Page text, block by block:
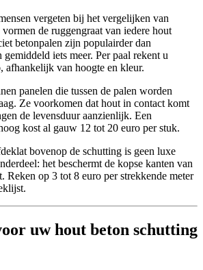
vergeten bij het vergelijken van
de ruggengraat van iedere hout
betonpalen zijn populairder dan
iets meer. Per paal rekent u
afhankelijk van hoogte en kleur.
panelen die tussen de palen worden
Ze voorkomen dat hout in contact komt
de levensduur aanzienlijk. Een
kost al gauw 12 tot 20 euro per stuk.
bovenop de schutting is geen luxe
het beschermt de kopse kanten van
Reken op 3 tot 8 euro per strekkende meter
uw hout beton schutting